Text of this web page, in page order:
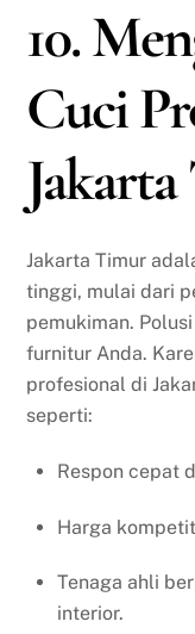
10.
Cuci
Jakarta Timur
tinggi, mulai dari
pemukiman.
furnitur Anda.
profesional di
seperti:
Respon cepat
Harga
Tenaga ahli
interior.